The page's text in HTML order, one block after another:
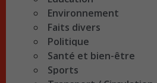
Environnement
Faits divers
Politique
Santé et bien-être
Sports